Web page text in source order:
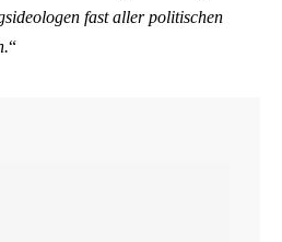
fast aller politischen
“